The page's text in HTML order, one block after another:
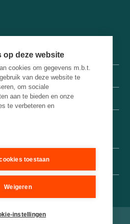
JH Jisp
creatieve nieuwsbrief
Brain Bakery
op deze website
cookies om gegevens m.b.t.
van deze website te
om sociale
aan te bieden en onze
te verbeteren en
toestaan
Weigeren
instellingen